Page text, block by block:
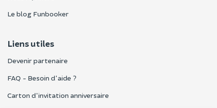
Le blog Funbooker
Liens utiles
Devenir partenaire
FAQ - Besoin d'aide ?
Carton d'invitation anniversaire